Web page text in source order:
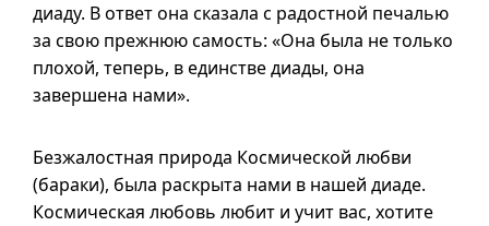
диаду. В ответ она сказала с радостной печалью
за свою прежнюю самость: «Она была не только
плохой, теперь, в единстве диады, она
завершена нами».
Безжалостная природа Космической любви
(бараки), была раскрыта нами в нашей диаде.
Космическая любовь любит и учит вас, хотите